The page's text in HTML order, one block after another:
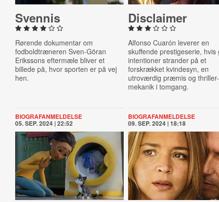
Svennis
Rørende dokumentar om
fodboldtræneren Sven-Göran
Erikssons eftermæle bliver et
billede på, hvor sporten er på vej
hen.
Dis­claim­er
Alfonso Cuarón leverer en
skuffende prestigeserie, hvis
intentioner strander på et
forskrækket kvindesyn, en
utroværdig præmis og thriller-
mekanik i tomgang.
BIOGRAFANMELDELSE
05. SEP. 2024 | 22:52
BIOGRAFANMELDELSE
09. SEP. 2024 | 18:18